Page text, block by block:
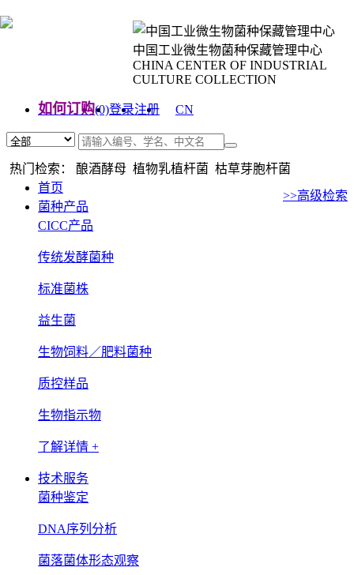
中国工业微生物菌种保藏管理中心
CHINA CENTER OF INDUSTRIAL
CULTURE COLLECTION
如何订购(0)登录注册
CN
热门检索： 酿酒酵母 植物乳植杆菌 枯草芽胞杆菌
>>高级检索
首页
菌种产品
CICC产品
传统发酵菌种
标准菌株
益生菌
生物饲料／肥料菌种
质控样品
生物指示物
了解详情 +
技术服务
菌种鉴定
DNA序列分析
菌落菌体形态观察